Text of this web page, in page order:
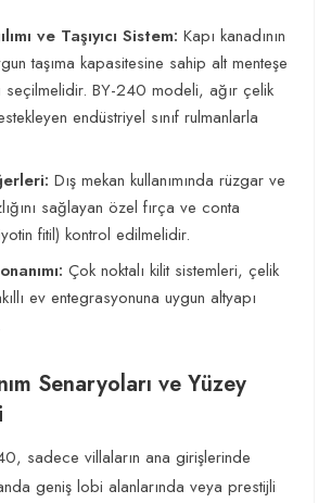
ve Taşıyıcı Sistem: Kapı kanadının
taşıma kapasitesine sahip alt menteşe
seçilmelidir. BY-240 modeli, ağır çelik
endüstriyel sınıf rulmanlarla
Dış mekan kullanımında rüzgar ve
sağlayan özel fırça ve conta
fitil) kontrol edilmelidir.
Çok noktalı kilit sistemleri, çelik
ev entegrasyonuna uygun altyapı
Senaryoları ve Yüzey
sadece villaların ana girişlerinde
geniş lobi alanlarında veya prestijli